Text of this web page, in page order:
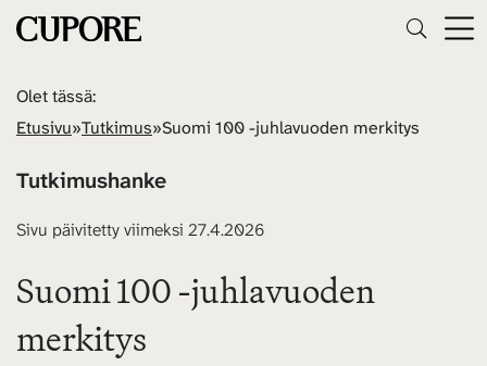
Olet tässä:
Etusivu»Tutkimus»Suomi 100 -juhlavuoden merkitys
Tutkimushanke
Sivu päivitetty viimeksi 27.4.2026
Suomi 100 -juhlavuoden
merkitys